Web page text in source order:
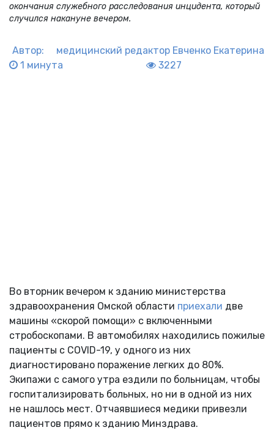
окончания служебного расследования инцидента, который
случился накануне вечером.
Автор: медицинский редактор Евченко Екатерина
1 минута
3227
Во вторник вечером к зданию министерства
здравоохранения Омской области приехали две
машины «скорой помощи» с включенными
стробоскопами. В автомобилях находились пожилые
пациенты с COVID-19, у одного из них
диагностировано поражение легких до 80%.
Экипажи с самого утра ездили по больницам, чтобы
госпитализировать больных, но ни в одной из них
не нашлось мест. Отчаявшиеся медики привезли
пациентов прямо к зданию Минздрава.